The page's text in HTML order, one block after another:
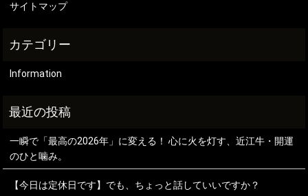
サイトマップ
Information
一瞬で「最高の2026年」に変える！ 心に火を灯す、近江牛・開運
のひと噛み。
【今日は定休日です】でも、ちょっと話していいですか？